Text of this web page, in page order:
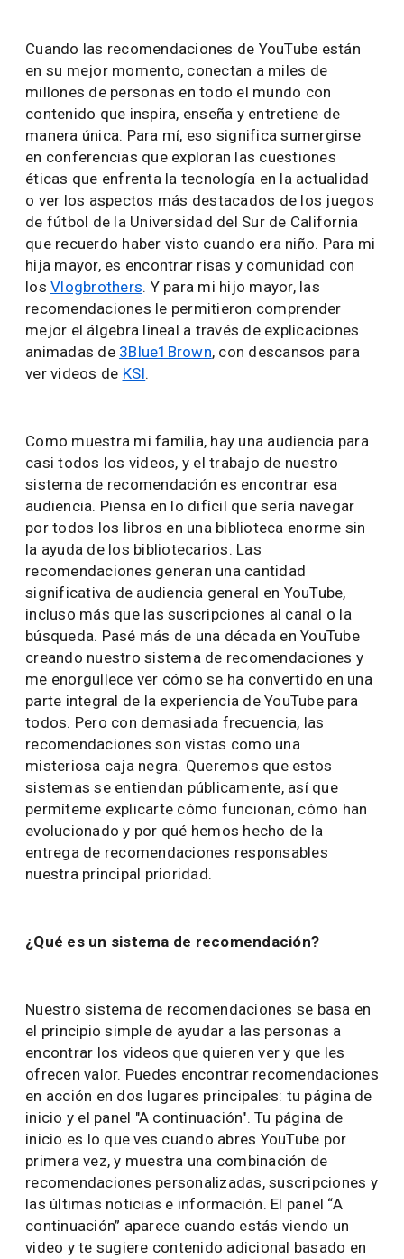
Cuando las recomendaciones de YouTube están
en su mejor momento, conectan a miles de
millones de personas en todo el mundo con
contenido que inspira, enseña y entretiene de
manera única. Para mí, eso significa sumergirse
en conferencias que exploran las cuestiones
éticas que enfrenta la tecnología en la actualidad
o ver los aspectos más destacados de los juegos
de fútbol de la Universidad del Sur de California
que recuerdo haber visto cuando era niño. Para mi
hija mayor, es encontrar risas y comunidad con
los Vlogbrothers. Y para mi hijo mayor, las
recomendaciones le permitieron comprender
mejor el álgebra lineal a través de explicaciones
animadas de 3Blue1Brown, con descansos para
ver videos de KSI.
Como muestra mi familia, hay una audiencia para
casi todos los videos, y el trabajo de nuestro
sistema de recomendación es encontrar esa
audiencia. Piensa en lo difícil que sería navegar
por todos los libros en una biblioteca enorme sin
la ayuda de los bibliotecarios. Las
recomendaciones generan una cantidad
significativa de audiencia general en YouTube,
incluso más que las suscripciones al canal o la
búsqueda. Pasé más de una década en YouTube
creando nuestro sistema de recomendaciones y
me enorgullece ver cómo se ha convertido en una
parte integral de la experiencia de YouTube para
todos. Pero con demasiada frecuencia, las
recomendaciones son vistas como una
misteriosa caja negra. Queremos que estos
sistemas se entiendan públicamente, así que
permíteme explicarte cómo funcionan, cómo han
evolucionado y por qué hemos hecho de la
entrega de recomendaciones responsables
nuestra principal prioridad.
¿Qué es un sistema de recomendación?
Nuestro sistema de recomendaciones se basa en
el principio simple de ayudar a las personas a
encontrar los videos que quieren ver y que les
ofrecen valor. Puedes encontrar recomendaciones
en acción en dos lugares principales: tu página de
inicio y el panel "A continuación". Tu página de
inicio es lo que ves cuando abres YouTube por
primera vez, y muestra una combinación de
recomendaciones personalizadas, suscripciones y
las últimas noticias e información. El panel “A
continuación” aparece cuando estás viendo un
video y te sugiere contenido adicional basado en